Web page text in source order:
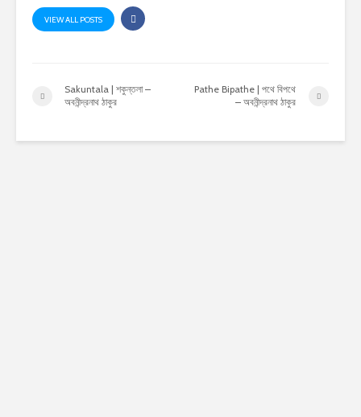
VIEW ALL POSTS
Sakuntala | শকুন্তলা –
অবনীন্দ্রনাথ ঠাকুর
Pathe Bipathe | পথে বিপথে
– অবনীন্দ্রনাথ ঠাকুর